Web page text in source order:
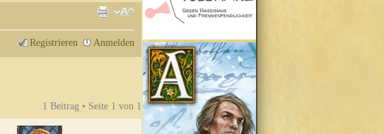
Registrieren Anmelden
1 Beitrag • Seite 1 von 1